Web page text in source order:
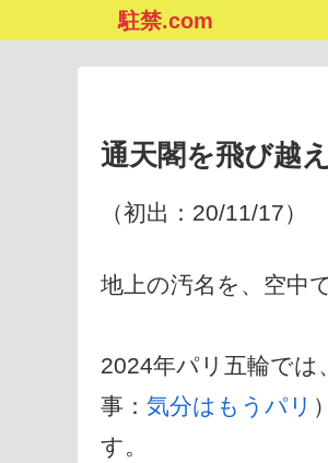
駐禁.com
通天閣を飛び越
（初出：20/11/17）
地上の汚名を、空中
2024年パリ五輪では
事： 気分はもうパリ
す。